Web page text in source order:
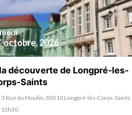
octobre, 2026
découverte de Longpré-les-
Saints
3 Rue du Moulin, 80510 Longpré-les-Corps-Saints
15h30